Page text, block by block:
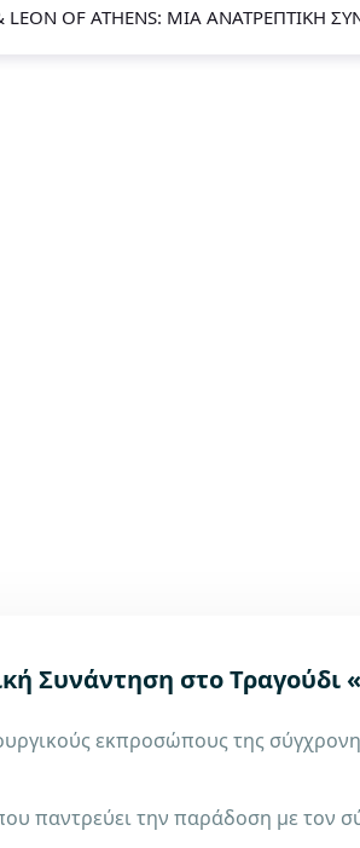
LEON OF ATHENS: ΜΙΑ ΑΝΑΤΡΕΠΤΙΚΉ
Συνάντηση στο Τραγούδι
εκπροσώπους της
παντρεύει την παράδοση με τον